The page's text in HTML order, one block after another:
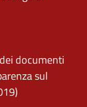
documenti
sul